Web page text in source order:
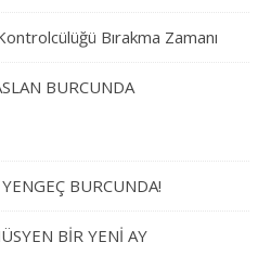
Bırakma Zamanı
BURCUNDA
BURCUNDA!
BİR YENİ AY